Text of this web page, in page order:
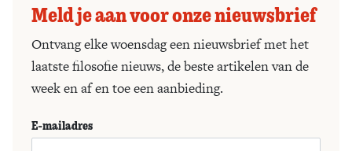
Meld je aan voor onze nieuwsbrief
Ontvang elke woensdag een nieuwsbrief met het
laatste filosofie nieuws, de beste artikelen van de
week en af en toe een aanbieding.
E-mailadres